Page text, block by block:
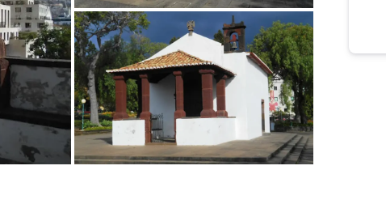
Bild melden
von Werner